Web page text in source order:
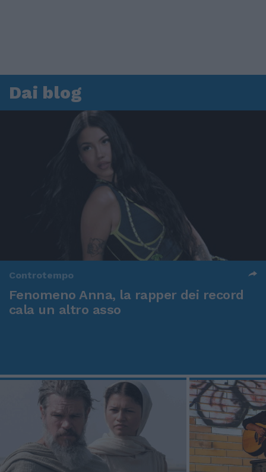
Dai blog
Controtempo
Fenomeno Anna, la rapper dei record
cala un altro asso